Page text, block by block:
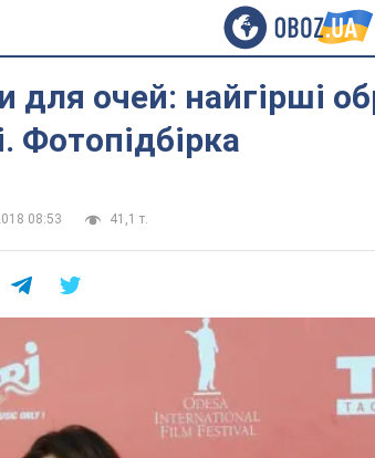
для очей: найгірші
Фотопідбірка
08:53
41,1 т.